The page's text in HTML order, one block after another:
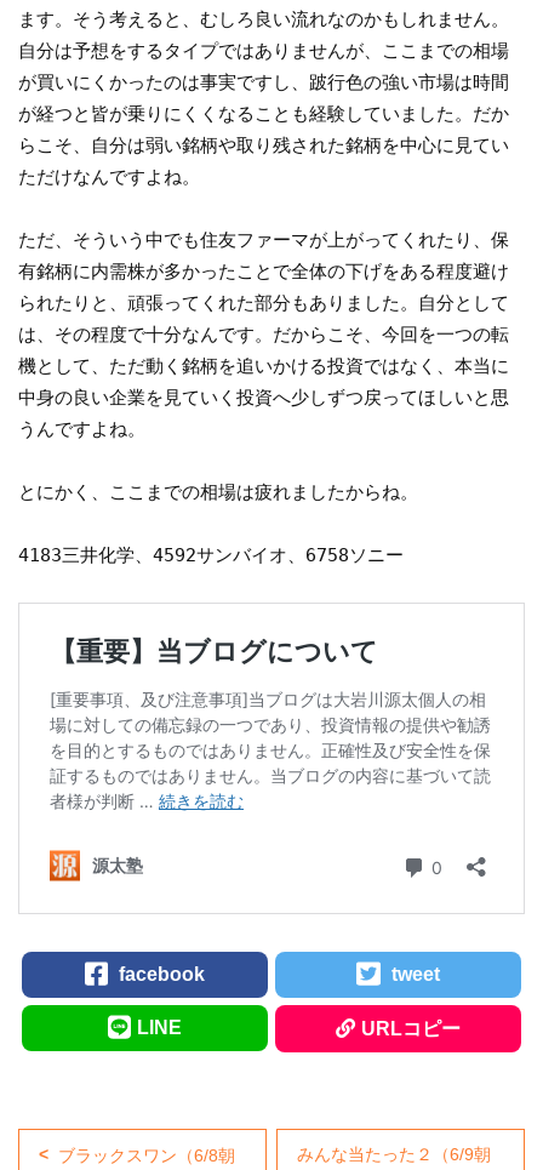
ます。そう考えると、むしろ良い流れなのかもしれません。
自分は予想をするタイプではありませんが、ここまでの相場
が買いにくかったのは事実ですし、跛行色の強い市場は時間
が経つと皆が乗りにくくなることも経験していました。だか
らこそ、自分は弱い銘柄や取り残された銘柄を中心に見てい
ただけなんですよね。
ただ、そういう中でも住友ファーマが上がってくれたり、保
有銘柄に内需株が多かったことで全体の下げをある程度避け
られたりと、頑張ってくれた部分もありました。自分として
は、その程度で十分なんです。だからこそ、今回を一つの転
機として、ただ動く銘柄を追いかける投資ではなく、本当に
中身の良い企業を見ていく投資へ少しずつ戻ってほしいと思
うんですよね。
とにかく、ここまでの相場は疲れましたからね。
4183三井化学、4592サンバイオ、6758ソニー
facebook tweet
LINE URLコピー
ブラックスワン（6/8朝 みんな当たった２（6/9朝